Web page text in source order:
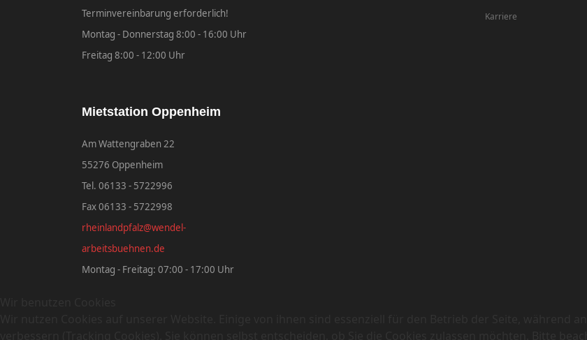
Terminvereinbarung erforderlich!
Montag - Donnerstag 8:00 - 16:00 Uhr
Freitag 8:00 - 12:00 Uhr
Mietstation Oppenheim
Am Wattengraben 22
55276 Oppenheim
Tel. 06133 - 5722996
Fax 06133 - 5722998
rheinlandpfalz@wendel-
arbeitsbuehnen.de
Montag - Freitag: 07:00 - 17:00 Uhr
Karriere